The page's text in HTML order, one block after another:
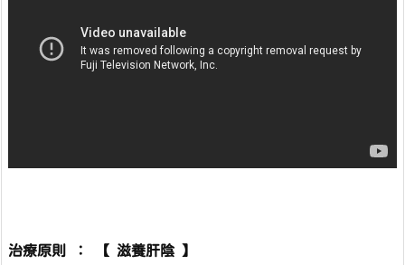
治療原則 ： 【 滋養肝陰 】